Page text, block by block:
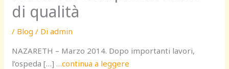
di qualità
/ Blog / Diadmin
NAZARETH – Marzo 2014. Dopo importanti lavori,
l’ospeda […]…continua a leggere